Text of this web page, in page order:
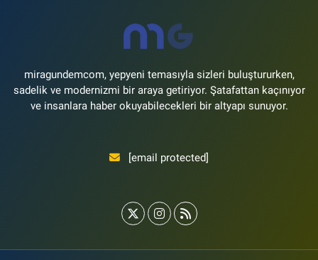
Yeşilköy Mahallesi Doğruyol Sokak 7 A Dürümcü Baba'nın Bir Alt
0 (212) 663 11 97
miragundemcom, yepyeni temasıyla sizleri buluştururken,
sadelik ve modernizmi bir araya getiriyor. Şatafattan kaçınıyor
ve insanlara haber okuyabilecekleri bir altyapı sunuyor.
[email protected]